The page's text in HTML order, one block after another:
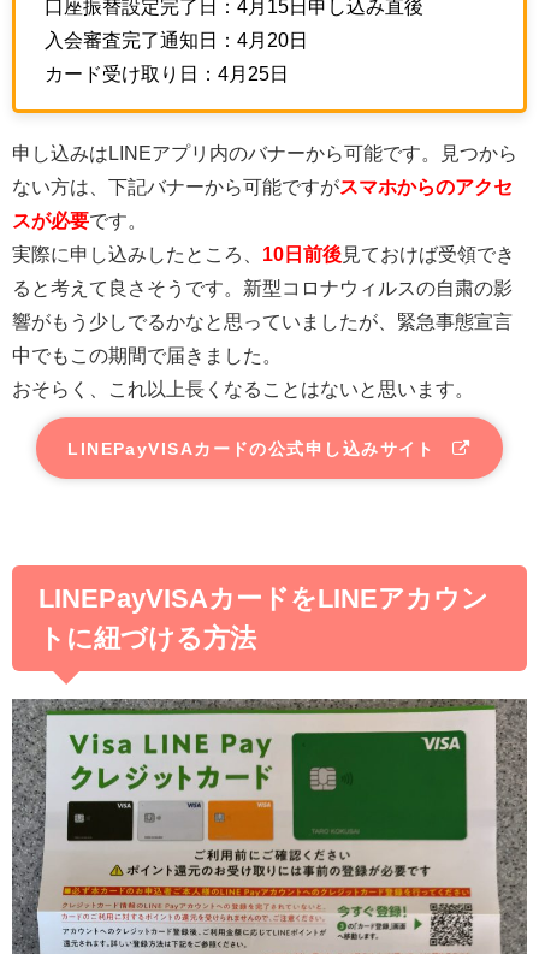
口座振替設定完了日：4月15日申し込み直後
入会審査完了通知日：4月20日
カード受け取り日：4月25日
申し込みはLINEアプリ内のバナーから可能です。見つから
ない方は、下記バナーから可能ですがスマホからのアクセ
スが必要です。
実際に申し込みしたところ、 10日前後見ておけば受領でき
ると考えて良さそうです。新型コロナウィルスの自粛の影
響がもう少しでるかなと思っていましたが、緊急事態宣言
中でもこの期間で届きました。
おそらく、これ以上長くなることはないと思います。
LINEPayVISAカードの公式申し込みサイト
LINEPayVISAカードをLINEアカウン
トに紐づける方法